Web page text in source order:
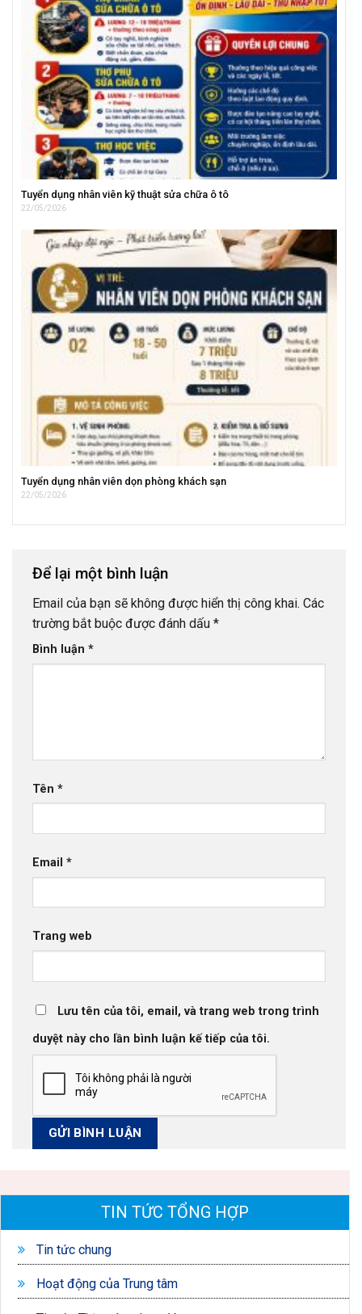
Tuyển dụng nhân viên kỹ thuật sửa chữa ô tô
22/05/2026
Tuyển dụng nhân viên dọn phòng khách sạn
22/05/2026
Để lại một bình luận
Email của bạn sẽ không được hiển thị công khai. Các
trường bắt buộc được đánh dấu *
Bình luận *
Tên *
Email *
Trang web
Lưu tên của tôi, email, và trang web trong trình
duyệt này cho lần bình luận kế tiếp của tôi.
TIN TỨC TỔNG HỢP
Tin tức chung
Hoạt động của Trung tâm